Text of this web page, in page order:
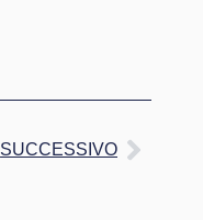
SUCCESSIVO